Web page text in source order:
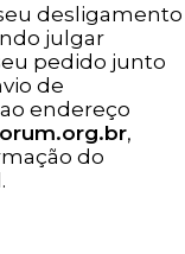
seu desligamento
julgar
pedido junto
de
endereço
,
do